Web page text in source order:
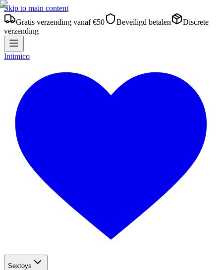
Skip to main content
Gratis verzending vanaf €50
Beveiligd betalen
Discrete
verzending
Intimico
Sextoys